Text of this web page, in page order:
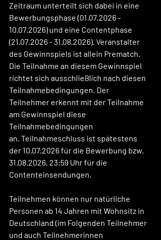
Zeitraum unterteilt sich dabei in eine
Bewerbungsphase (01.07.2026 -
10.07.2026) und eine Contentphase
(21.07.2026 - 31.08.2026). Veranstalter
des Gewinnspiels ist allein Prematch.
Die Teilnahme an diesem Gewinnspiel
richtet sich ausschließlich nach diesen
Teilnahmebedingungen. Der
Teilnehmer erkennt mit der Teilnahme
am Gewinnspiel diese
Teilnahmebedingungen
an. Teilnahmeschluss ist spätestens
der 10.07.2026 für die Bewerbung bzw.
31.08.2026, 23:59 Uhr für die
Contenteinsendungen.
Teilnehmen können nur natürliche
Personen ab 14 Jahren mit Wohnsitz in
Deutschland (im Folgenden Teilnehmer
und auch Teilnehmerinnen